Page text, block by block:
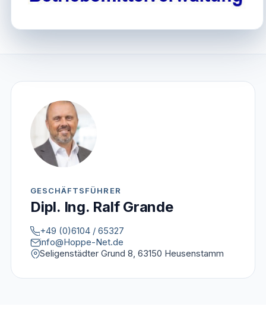
GESCHÄFTSFÜHRER
Dipl. Ing. Ralf Grande
+49 (0)6104 / 65327
info@Hoppe-Net.de
Seligenstädter Grund 8, 63150 Heusenstamm